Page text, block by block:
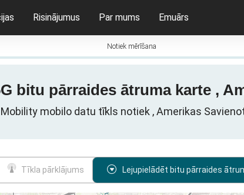
Risinājumus Par mums Emuārs
Notiek mērīšana
bitu pārraides ātruma karte ,
mobilo datu tīkls notiek , Amerikas
Tīkla pārklājums Lejupielādēt bitu pārraides